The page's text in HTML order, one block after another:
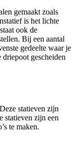
gemaakt zoals
is het lichte
ook de
Bij een aantal
gedeelte waar je
driepoot gescheiden
statieven zijn
statieven zijn een
te maken.